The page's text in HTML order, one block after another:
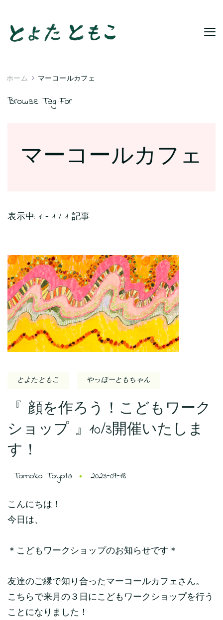
ホーム マーコールカフェ
Browse Tag For
マーコールカフェ
表示中: 1 - 1 / 1 記事
とよたともこ やっほーともちゃん
『 顔を作ろう！こどもワーク
ショップ 』10/3開催いたしま
す！
Tomoko Toyota 2023-09-18
こんにちは！
今日は、
＊こどもワークショップのお知らせです＊
友達のご縁で知り合ったマーコールカフェさん。
こちらで来月の３日にこどもワークショップを行う
ことになりました！